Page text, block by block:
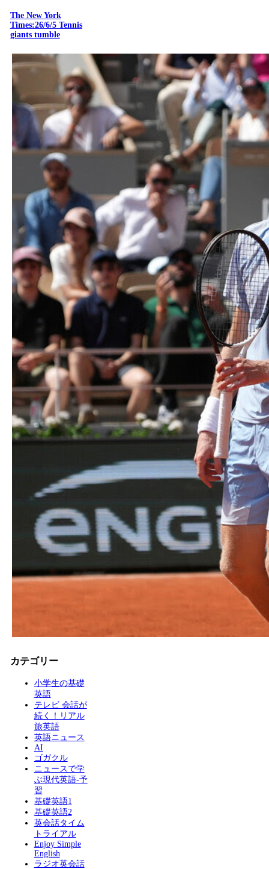
The New York
Times:26/6/5 Tennis
giants tumble
カテゴリー
小学生の基礎
英語
テレビ 会話が
続く！リアル
旅英語
英語ニュース
AI
ゴガクル
ニュースで学
ぶ現代英語-予
習
基礎英語1
基礎英語2
英会話タイム
トライアル
Enjoy Simple
English
ラジオ英会話